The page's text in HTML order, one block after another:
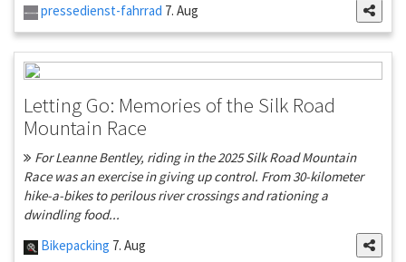
pressedienst-fahrrad 7. Aug
Letting Go: Memories of the Silk Road
Mountain Race
For Leanne Bentley, riding in the 2025 Silk Road Mountain
Race was an exercise in giving up control. From 30-kilometer
hike-a-bikes to perilous river crossings and rationing a
dwindling food...
Bikepacking 7. Aug